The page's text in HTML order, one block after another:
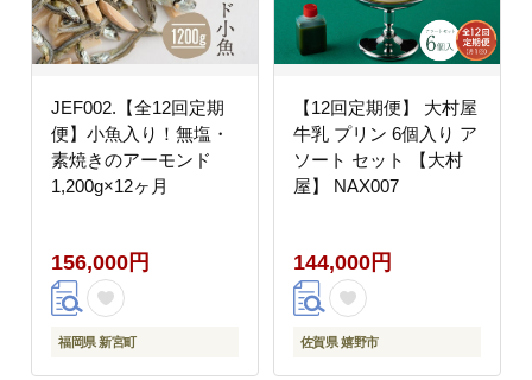
JEF002.【全12回定期
便】小魚入り！無塩・
素焼きのアーモンド
1,200g×12ヶ月
156,000円
福岡県 新宮町
【12回定期便】 大村屋
牛乳 プリン 6個入り ア
ソート セット 【大村
屋】 NAX007
144,000円
佐賀県 嬉野市